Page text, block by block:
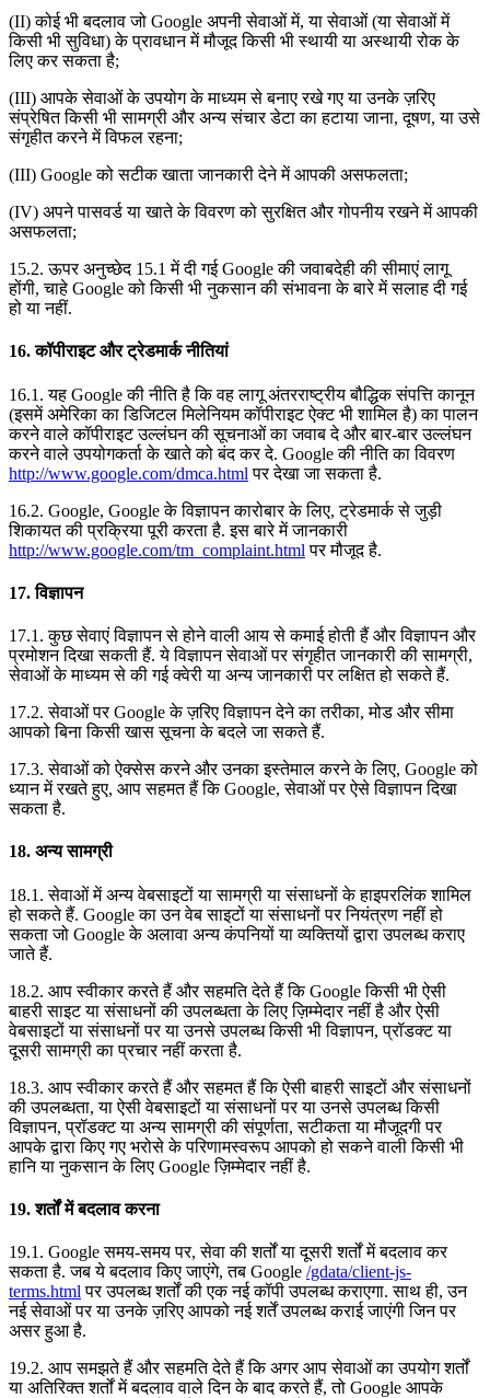
(II) कोई भी बदलाव जो Google अपनी सेवाओं में, या सेवाओं (या सेवाओं में
किसी भी सुविधा) के प्रावधान में मौजूद किसी भी स्थायी या अस्थायी रोक के
लिए कर सकता है;
(III) आपके सेवाओं के उपयोग के माध्यम से बनाए रखे गए या उनके ज़रिए
संप्रेषित किसी भी सामग्री और अन्य संचार डेटा का हटाया जाना, दूषण, या उसे
संगृहीत करने में विफल रहना;
(III) Google को सटीक खाता जानकारी देने में आपकी असफलता;
(IV) अपने पासवर्ड या खाते के विवरण को सुरक्षित और गोपनीय रखने में आपकी
असफलता;
15.2. ऊपर अनुच्छेद 15.1 में दी गई Google की जवाबदेही की सीमाएं लागू
होंगी, चाहे Google को किसी भी नुकसान की संभावना के बारे में सलाह दी गई
हो या नहीं.
16. कॉपीराइट और ट्रेडमार्क नीतियां
16.1. यह Google की नीति है कि वह लागू अंतरराष्ट्रीय बौद्धिक संपत्ति कानून
(इसमें अमेरिका का डिजिटल मिलेनियम कॉपीराइट ऐक्ट भी शामिल है) का पालन
करने वाले कॉपीराइट उल्लंघन की सूचनाओं का जवाब दे और बार-बार उल्लंघन
करने वाले उपयोगकर्ता के खाते को बंद कर दे. Google की नीति का विवरण
http://www.google.com/dmca.html पर देखा जा सकता है.
16.2. Google, Google के विज्ञापन कारोबार के लिए, ट्रेडमार्क से जुड़ी
शिकायत की प्रक्रिया पूरी करता है. इस बारे में जानकारी
http://www.google.com/tm_complaint.html पर मौजूद है.
17. विज्ञापन
17.1. कुछ सेवाएं विज्ञापन से होने वाली आय से कमाई होती हैं और विज्ञापन और
प्रमोशन दिखा सकती हैं. ये विज्ञापन सेवाओं पर संगृहीत जानकारी की सामग्री,
सेवाओं के माध्यम से की गई क्वेरी या अन्य जानकारी पर लक्षित हो सकते हैं.
17.2. सेवाओं पर Google के ज़रिए विज्ञापन देने का तरीका, मोड और सीमा
आपको बिना किसी खास सूचना के बदले जा सकते हैं.
17.3. सेवाओं को ऐक्सेस करने और उनका इस्तेमाल करने के लिए, Google को
ध्यान में रखते हुए, आप सहमत हैं कि Google, सेवाओं पर ऐसे विज्ञापन दिखा
सकता है.
18. अन्य सामग्री
18.1. सेवाओं में अन्य वेबसाइटों या सामग्री या संसाधनों के हाइपरलिंक शामिल
हो सकते हैं. Google का उन वेब साइटों या संसाधनों पर नियंत्रण नहीं हो
सकता जो Google के अलावा अन्य कंपनियों या व्यक्तियों द्वारा उपलब्ध कराए
जाते हैं.
18.2. आप स्वीकार करते हैं और सहमति देते हैं कि Google किसी भी ऐसी
बाहरी साइट या संसाधनों की उपलब्धता के लिए ज़िम्मेदार नहीं है और ऐसी
वेबसाइटों या संसाधनों पर या उनसे उपलब्ध किसी भी विज्ञापन, प्रॉडक्ट या
दूसरी सामग्री का प्रचार नहीं करता है.
18.3. आप स्वीकार करते हैं और सहमत हैं कि ऐसी बाहरी साइटों और संसाधनों
की उपलब्धता, या ऐसी वेबसाइटों या संसाधनों पर या उनसे उपलब्ध किसी
विज्ञापन, प्रॉडक्ट या अन्य सामग्री की संपूर्णता, सटीकता या मौजूदगी पर
आपके द्वारा किए गए भरोसे के परिणामस्वरूप आपको हो सकने वाली किसी भी
हानि या नुकसान के लिए Google ज़िम्मेदार नहीं है.
19. शर्तों में बदलाव करना
19.1. Google समय-समय पर, सेवा की शर्तों या दूसरी शर्तों में बदलाव कर
सकता है. जब ये बदलाव किए जाएंगे, तब Google /gdata/client-js-
terms.html पर उपलब्ध शर्तों की एक नई कॉपी उपलब्ध कराएगा. साथ ही, उन
नई सेवाओं पर या उनके ज़रिए आपको नई शर्तें उपलब्ध कराई जाएंगी जिन पर
असर हुआ है.
19.2. आप समझते हैं और सहमति देते हैं कि अगर आप सेवाओं का उपयोग शर्तों
या अतिरिक्त शर्तों में बदलाव वाले दिन के बाद करते हैं, तो Google आपके